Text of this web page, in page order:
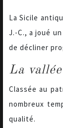
La Sicile
J.-C., a joué
de décliner
La
Classée au
nombreux
qualité.